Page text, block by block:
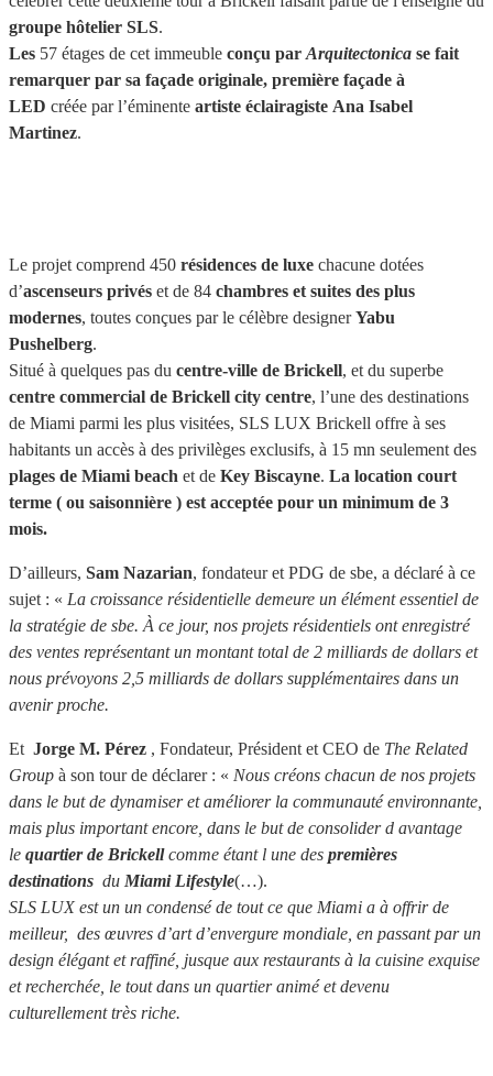
groupe hôtelier SLS.
Les 57 étages de cet immeuble conçu par Arquitectonica se fait
remarquer par sa façade originale, première façade à
LED créée par l’éminente artiste éclairagiste Ana Isabel
Martinez.
Le projet comprend 450 résidences de luxe chacune dotées
d’ascenseurs privés et de 84 chambres et suites des plus
modernes, toutes conçues par le célèbre designerYabu
Pushelberg.
Situé à quelques pas du centre-ville de Brickell, et du superbe
centre commercial de Brickell city centre, l’une des destinations
de Miami parmi les plus visitées, SLS LUX Brickell offre à ses
habitants un accès à des privilèges exclusifs, à 15 mn seulement des
plages de Miami beach et de Key Biscayne. La location court
terme ( ou saisonnière ) est acceptée pour un minimum de 3
mois.
D’ailleurs, Sam Nazarian, fondateur et PDG de sbe, a déclaré à ce
sujet : « La croissance résidentielle demeure un élément essentiel de
la stratégie de sbe. À ce jour, nos projets résidentiels ont enregistré
des ventes représentant un montant total de 2 milliards de dollars et
nous prévoyons 2,5 milliards de dollars supplémentaires dans un
avenir proche.
Et Jorge M. Pérez , Fondateur, Président et CEO de The Related
Group à son tour de déclarer : « Nous créons chacun de nos projets
dans le but de dynamiser et améliorer la communauté environnante,
mais plus important encore, dans le but de consolider d avantage
le quartier de Brickellcomme étant l une des premières
destinations du Miami Lifestyle(…).
SLS LUX est un un condensé de tout ce que Miami a à offrir de
meilleur, des œuvres d’art d’envergure mondiale, en passant par un
design élégant et raffiné, jusque aux restaurants à la cuisine exquise
et recherchée, le tout dans un quartier animé et devenu
culturellement très riche.